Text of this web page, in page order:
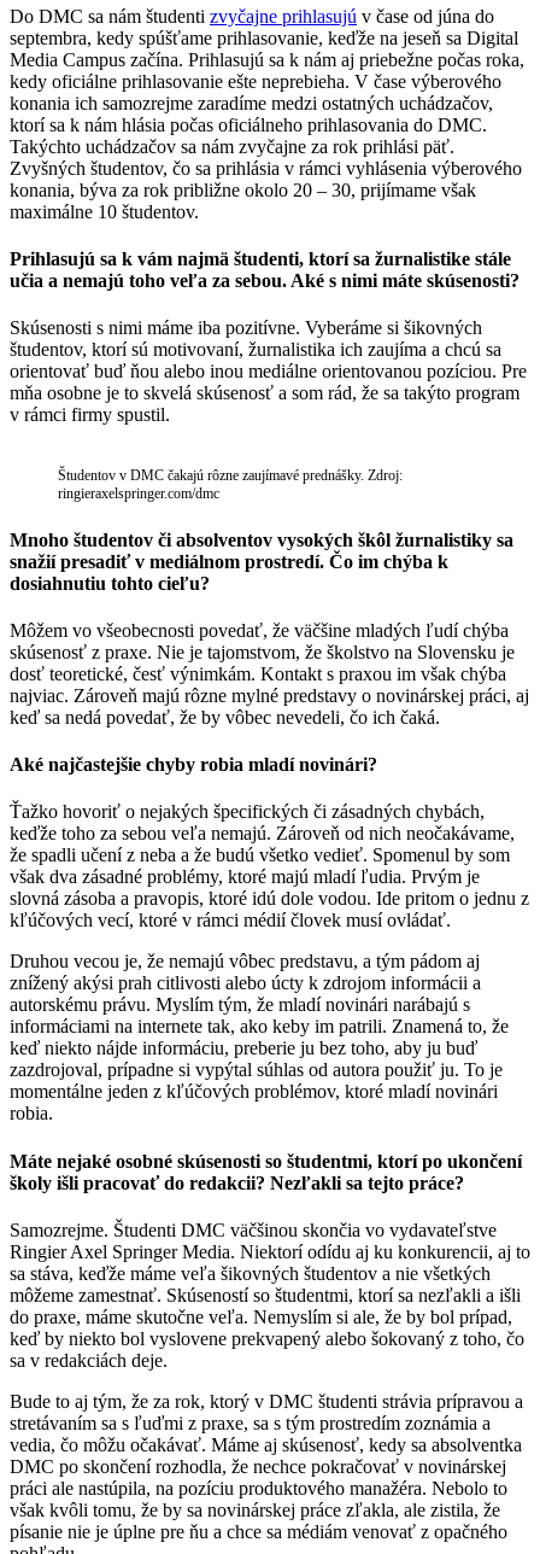
Do DMC sa nám študenti zvyčajne prihlasujú v čase od júna do
septembra, kedy spúšťame prihlasovanie, keďže na jeseň sa Digital
Media Campus začína. Prihlasujú sa k nám aj priebežne počas roka,
kedy oficiálne prihlasovanie ešte neprebieha. V čase výberového
konania ich samozrejme zaradíme medzi ostatných uchádzačov,
ktorí sa k nám hlásia počas oficiálneho prihlasovania do DMC.
Takýchto uchádzačov sa nám zvyčajne za rok prihlási päť.
Zvyšných študentov, čo sa prihlásia v rámci vyhlásenia výberového
konania, býva za rok približne okolo 20 – 30, prijímame však
maximálne 10 študentov.
Prihlasujú sa k vám najmä študenti, ktorí sa žurnalistike stále
učia a nemajú toho veľa za sebou. Aké s nimi máte skúsenosti?
Skúsenosti s nimi máme iba pozitívne. Vyberáme si šikovných
študentov, ktorí sú motivovaní, žurnalistika ich zaujíma a chcú sa
orientovať buď ňou alebo inou mediálne orientovanou pozíciou. Pre
mňa osobne je to skvelá skúsenosť a som rád, že sa takýto program
v rámci firmy spustil.
Študentov v DMC čakajú rôzne zaujímavé prednášky. Zdroj:
ringieraxelspringer.com/dmc
Mnoho študentov či absolventov vysokých škôl žurnalistiky sa
snažií presadiť v mediálnom prostredí. Čo im chýba k
dosiahnutiu tohto cieľu?
Môžem vo všeobecnosti povedať, že väčšine mladých ľudí chýba
skúsenosť z praxe. Nie je tajomstvom, že školstvo na Slovensku je
dosť teoretické, česť výnimkám. Kontakt s praxou im však chýba
najviac. Zároveň majú rôzne mylné predstavy o novinárskej práci, aj
keď sa nedá povedať, že by vôbec nevedeli, čo ich čaká.
Aké najčastejšie chyby robia mladí novinári?
Ťažko hovoriť o nejakých špecifických či zásadných chybách,
keďže toho za sebou veľa nemajú. Zároveň od nich neočakávame,
že spadli učení z neba a že budú všetko vedieť. Spomenul by som
však dva zásadné problémy, ktoré majú mladí ľudia. Prvým je
slovná zásoba a pravopis, ktoré idú dole vodou. Ide pritom o jednu z
kľúčových vecí, ktoré v rámci médií človek musí ovládať.
Druhou vecou je, že nemajú vôbec predstavu, a tým pádom aj
znížený akýsi prah citlivosti alebo úcty k zdrojom informácii a
autorskému právu. Myslím tým, že mladí novinári narábajú s
informáciami na internete tak, ako keby im patrili. Znamená to, že
keď niekto nájde informáciu, preberie ju bez toho, aby ju buď
zazdrojoval, prípadne si vypýtal súhlas od autora použiť ju. To je
momentálne jeden z kľúčových problémov, ktoré mladí novinári
robia.
Máte nejaké osobné skúsenosti so študentmi, ktorí po ukončení
školy išli pracovať do redakcii? Nezľakli sa tejto práce?
Samozrejme. Študenti DMC väčšinou skončia vo vydavateľstve
Ringier Axel Springer Media. Niektorí odídu aj ku konkurencii, aj to
sa stáva, keďže máme veľa šikovných študentov a nie všetkých
môžeme zamestnať. Skúseností so študentmi, ktorí sa nezľakli a išli
do praxe, máme skutočne veľa. Nemyslím si ale, že by bol prípad,
keď by niekto bol vyslovene prekvapený alebo šokovaný z toho, čo
sa v redakciách deje.
Bude to aj tým, že za rok, ktorý v DMC študenti strávia prípravou a
stretávaním sa s ľuďmi z praxe, sa s tým prostredím zoznámia a
vedia, čo môžu očakávať. Máme aj skúsenosť, kedy sa absolventka
DMC po skončení rozhodla, že nechce pokračovať v novinárskej
práci ale nastúpila, na pozíciu produktového manažéra. Nebolo to
však kvôli tomu, že by sa novinárskej práce zľakla, ale zistila, že
písanie nie je úplne pre ňu a chce sa médiám venovať z opačného